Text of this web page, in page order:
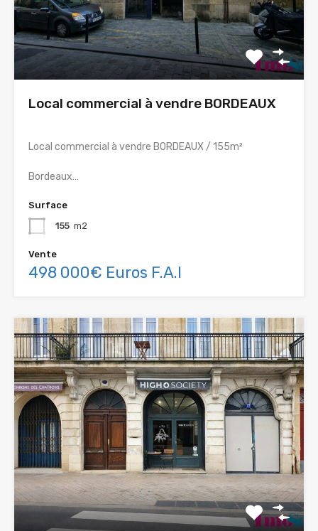
Local commercial à vendre BORDEAUX
Local commercial à vendre BORDEAUX / 155m²
Bordeaux…
Surface
155 m2
Vente
498 000€ Euros F.A.I